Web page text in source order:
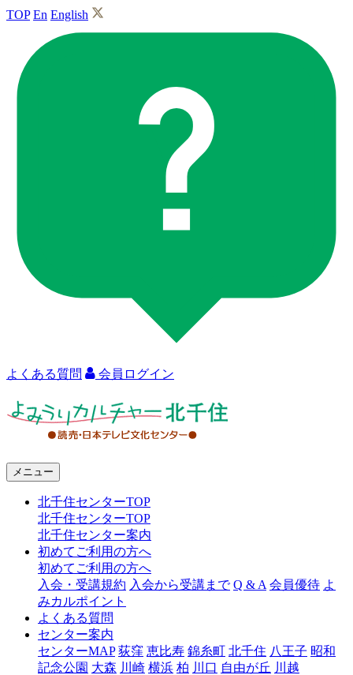
TOP En English
よくある質問 会員ログイン
ャ
千
メニュー
北千住センターTOP
北千住センターTOP
北千住センター案内
初めてご利用の方へ
初めてご利用の方へ
入会・受講規約 入会から受講まで Q & A 会員優待 よ
みカルポイント
よくある質問
センター案内
センターMAP 荻窪 恵比寿 錦糸町 北千住 八王子 昭和
記念公園 大森 川崎 横浜 柏 川口 自由が丘 川越